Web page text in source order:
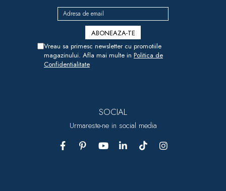
Vreau sa primesc newsletter cu promotiile
magazinului. Afla mai multe in Politica de
Confidentialitate
SOCIAL
Urmareste-ne in social media